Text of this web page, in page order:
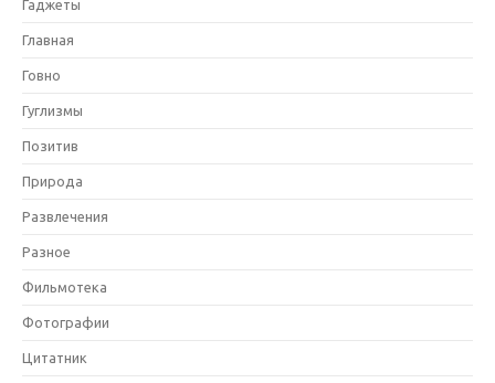
Гаджеты
Главная
Говно
Гуглизмы
Позитив
Природа
Развлечения
Разное
Фильмотека
Фотографии
Цитатник